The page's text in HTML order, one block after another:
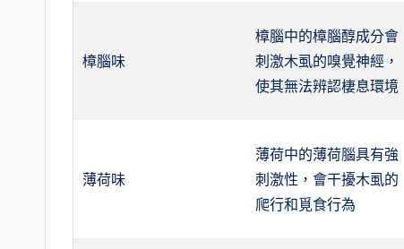
樟腦味
樟腦中的樟腦醇成分會
刺激木虱的嗅覺神經，
使其無法辨認棲息環境
薄荷味
薄荷中的薄荷腦具有強
刺激性，會干擾木虱的
爬行和覓食行為